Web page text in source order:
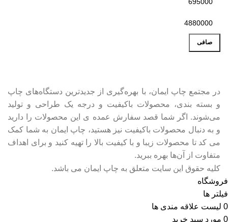
صافی
در مجتمع چاپ ایمان، با بهره‌گیری از جدیدترین دستگاه‌های چاپ
و بسته بندی، محصولات باکیفیت و درجه یک طراحی و تولید
می‌شوند. اگر شما قصد سفارش عمده ی این محصولات را دارید
و به‌ دنبال محصولات باکیفیت نیز هستید، چاپ ایمان به شما کمک
می کد تا محصولات زیبا و با کیفیت بالا را تهیه کنید و برای اهداف
متفاوت از آن‌ها بهره ببرید.
کلیه حقوق این سایت متعلق به چاپ ایمان می باشد.
فروشگاه
فیلتر ها
0 لیست علاقه مندی ها
0 مورد سبد خرید